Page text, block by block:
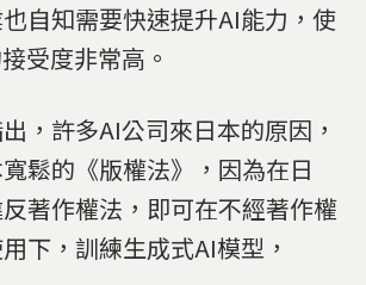
自知需要快速提升AI能力，使
受度非常高。
，許多AI公司來日本的原因，
鬆的《版權法》，因為在日
著作權法，即可在不經著作權
下，訓練生成式AI模型，